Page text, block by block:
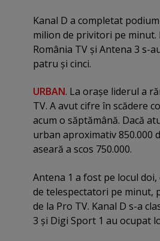
Kanal D a completat
milion de privitori pe minut.
România TV şi Antena 3 s-
patru şi cinci.
URBAN. La oraşe liderul a
TV. A avut cifre în scădere
acum o săptămână. Dacă
urban aproximativ 850.000
aseară a scos 750.000.
Antena 1 a fost pe locul doi,
de telespectatori pe minut,
de la Pro TV. Kanal D s-a
3 şi Digi Sport 1 au ocupat